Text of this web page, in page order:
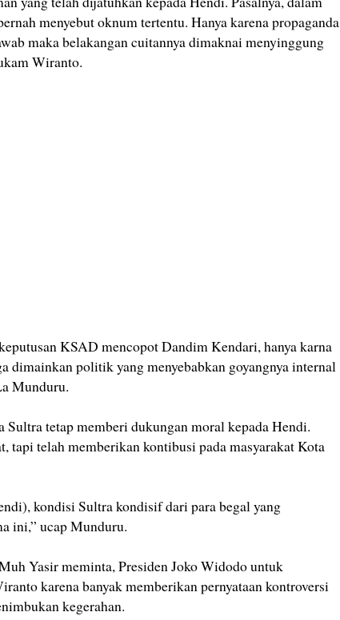
menyebut oknum tertentu. Hanya karena propaganda
maka belakangan cuitannya dimaknai menyinggung
Wiranto.
KSAD mencopot Dandim Kendari, hanya karna
dimainkan politik yang menyebabkan goyangnya internal
Munduru.
tetap memberi dukungan moral kepada Hendi.
tapi telah memberikan kontibusi pada masyarakat Kota
kondisi Sultra kondisif dari para begal yang
ini,” ucap Munduru.
Yasir meminta, Presiden Joko Widodo untuk
karena banyak memberikan pernyataan kontroversi
kegerahan.